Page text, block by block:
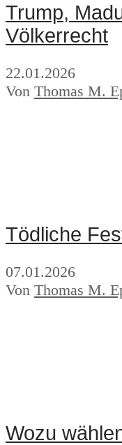
Trump,
Völkerrecht
22.01.2026
Von Thomas M.
Tödliche
07.01.2026
Von Thomas M.
Wozu